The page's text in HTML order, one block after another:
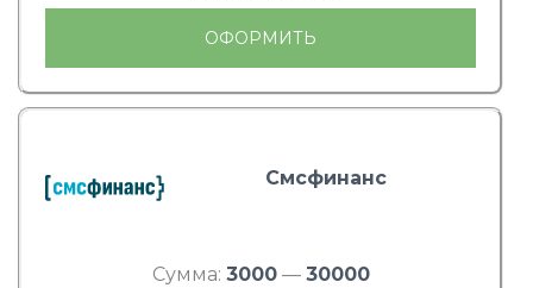
ОФОРМИТЬ
Смсфинанс
Сумма: 3000— 30000